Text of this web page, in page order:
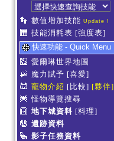
數值增加技能 Update !
技能消耗表 [強度表]
快速功能 - Quick Menu
愛爾琳世界地圖
魔力賦予 [喜愛]
寵物介紹 [比較] [夥伴]
怪物導覽搜尋
地下城資料 [料理]
遺跡資料
影子任務資料